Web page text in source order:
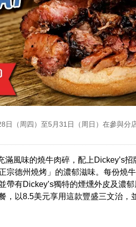
日（周四）至5月31日（周日）在參與分
滿風味的燒牛肉碎，配上Dickey’s
宗德州燒烤」的濃郁滋味。每份燒
帶有Dickey’s獨特的煙燻外皮及濃
，以8.5美元享用這款豐盛三文治，